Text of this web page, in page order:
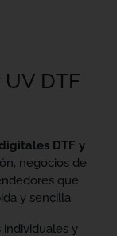
DTF
DTF y
negocios de
que
y sencilla.
individuales y